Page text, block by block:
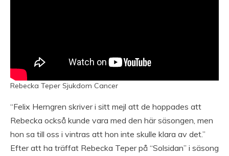
Rebecka Teper Sjukdom Cancer
“Felix Herngren skriver i sitt mejl att de hoppades att
Rebecka också kunde vara med den här säsongen, men
hon sa till oss i vintras att hon inte skulle klara av det.”
Efter att ha träffat Rebecka Teper på “Solsidan” i säsong